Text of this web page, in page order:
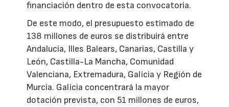
financiación dentro de esta convocatoria.
De este modo, el presupuesto estimado de
138 millones de euros se distribuirá entre
Andalucía, Illes Balears, Canarias, Castilla y
León, Castilla-La Mancha, Comunidad
Valenciana, Extremadura, Galicia y Región de
Murcia. Galicia concentrará la mayor
dotación prevista, con 51 millones de euros,